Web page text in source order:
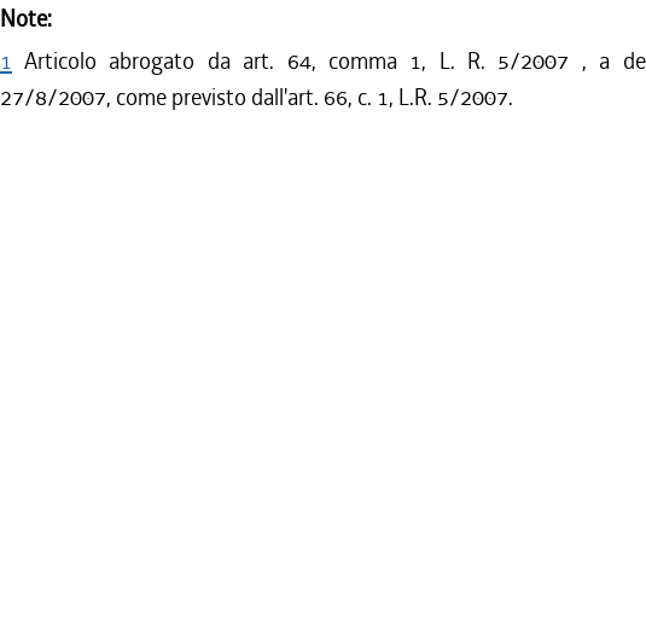
Note:
1 Articolo abrogato da art. 64, comma 1, L. R. 5/2007 , a
27/8/2007, come previsto dall'art. 66, c. 1, L.R. 5/2007.